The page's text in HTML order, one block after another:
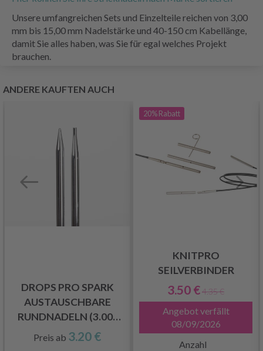
Unsere umfangreichen Sets und Einzelteile reichen von 3,00
mm bis 15,00 mm Nadelstärke und 40-150 cm Kabellänge,
damit Sie alles haben, was Sie für egal welches Projekt
brauchen.
ANDERE KAUFTEN AUCH
DROPS PRO SPARK
AUSTAUSCHBARE
RUNDNADELN (3.00-
15.00 MM)
Preis ab 3.20 €
20%Rabatt
KNITPRO
SEILVERBINDER
3.50 €4.35 €
Angebot verfällt
08/09/2026
Anzahl